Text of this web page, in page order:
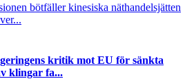
bötfäller kinesiska näthandelsjätten
kritik mot EU för sänkta
klingar fa...